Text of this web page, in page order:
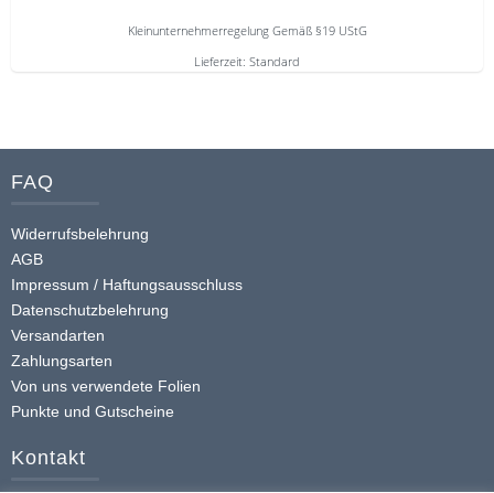
Kleinunternehmerregelung Gemäß §19 UStG
Lieferzeit: Standard
weist
mehrere
auf.
Die
Optionen
können
auf
der
Produktseite
gewählt
werden
FAQ
Widerrufsbelehrung
AGB
Impressum / Haftungsausschluss
Datenschutzbelehrung
Versandarten
Zahlungsarten
Von uns verwendete Folien
Punkte und Gutscheine
Kontakt